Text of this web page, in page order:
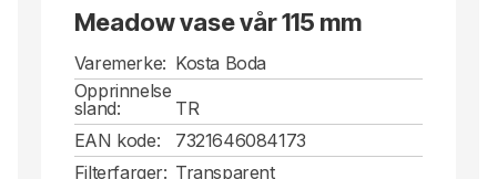
Meadow vase vår 115 mm
Varemerke: Kosta Boda
Opprinnelse
sland:
TR
EAN kode:
7321646084173
Filterfarger: Transparent